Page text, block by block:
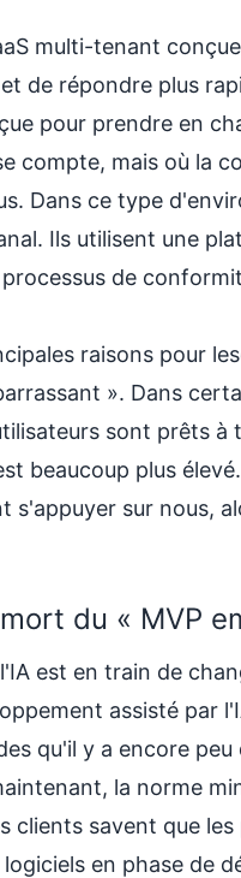
multi-tenant
de répondre plus
pour prendre en
compte, mais où la
Dans ce type
Ils utilisent une
de
raisons pour
». Dans
sont prêts
beaucoup plus
s'appuyer sur nous,
du « MVP
est en train de
assisté par
qu'il y a encore
la norme
clients savent que
en phase de